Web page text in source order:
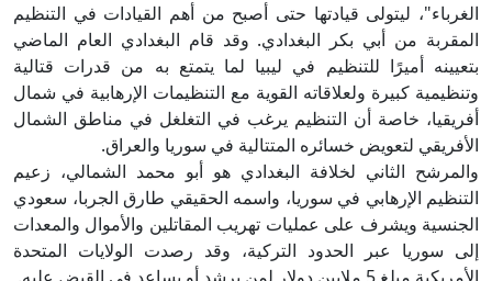
الغرباء"، ليتولى قيادتها حتى أصبح من أهم القيادات في التنظيم
المقربة من أبي بكر البغدادي. وقد قام البغدادي العام الماضي
بتعيينه أميرًا للتنظيم في ليبيا لما يتمتع به من قدرات قتالية
وتنظيمية كبيرة ولعلاقاته القوية مع التنظيمات الإرهابية في شمال
أفريقيا، خاصة أن التنظيم يرغب في التغلغل في مناطق الشمال
الأفريقي لتعويض خسائره المتتالية في سوريا والعراق.
والمرشح الثاني لخلافة البغدادي هو أبو محمد الشمالي، زعيم
التنظيم الإرهابي في سوريا، واسمه الحقيقي طارق الجربا، سعودي
الجنسية ويشرف على عمليات تهريب المقاتلين والأموال والمعدات
إلى سوريا عبر الحدود التركية، وقد رصدت الولايات المتحدة